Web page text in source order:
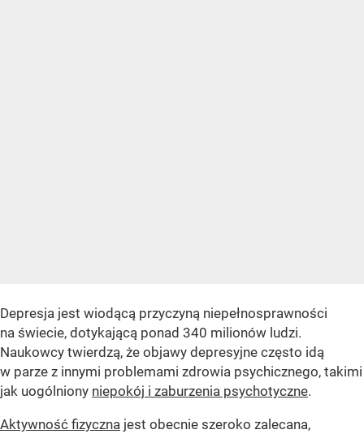
Depresja jest wiodącą przyczyną niepełnosprawności
na świecie, dotykającą ponad 340 milionów ludzi.
Naukowcy twierdzą, że objawy depresyjne często idą
w parze z innymi problemami zdrowia psychicznego, takimi
jak uogólniony niepokój i zaburzenia psychotyczne.
Aktywność fizyczna jest obecnie szeroko zalecana,